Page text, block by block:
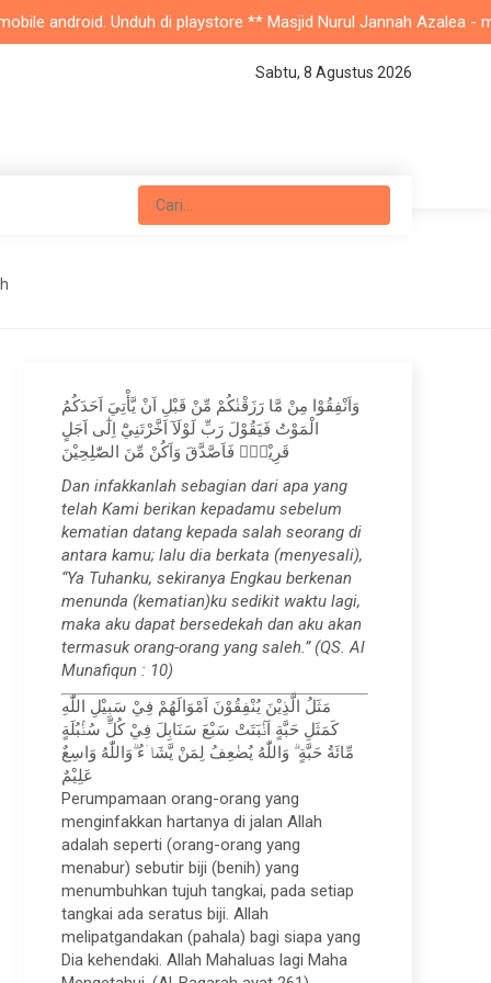
Unduh di playstore ** Masjid Nurul Jannah Azalea - masjid
Sabtu, 8 Agustus 2026
وَاَنْفِقُوْا مِنْ مَّا رَزَقْنٰكُمْ مِّنْ قَبْلِ اَنْ يَّأْتِيَ اَحَدَكُمُ
الْمَوْتُ فَيَقُوْلَ رَبِّ لَوْلَآ اَخَّرْتَنِيْٓ اِلٰٓى اَجَلٍ
قَرِيْبٍۚ فَاَصَّدَّقَ وَاَكُنْ مِّنَ الصّٰلِحِيْنَ
Dan infakkanlah sebagian dari apa yang
telah Kami berikan kepadamu sebelum
kematian datang kepada salah seorang di
antara kamu; lalu dia berkata (menyesali),
“Ya Tuhanku, sekiranya Engkau berkenan
menunda (kematian)ku sedikit waktu lagi,
maka aku dapat bersedekah dan aku akan
termasuk orang-orang yang saleh.” (QS. Al
Munafiqun : 10)
مَثَلُ الَّذِيْنَ يُنْفِقُوْنَ اَمْوَالَهُمْ فِيْ سَبِيْلِ اللّٰهِ
كَمَثَلِ حَبَّةٍ اَنْۢبَتَتْ سَبْعَ سَنَابِلَ فِيْ كُلِّ سُنْۢبُلَةٍ
مِّائَةُ حَبَّةٍ ۗ وَاللّٰهُ يُضٰعِفُ لِمَنْ يَّشَاۤءُ ۗوَاللّٰهُ وَاسِعٌ
عَلِيْمٌ
Perumpamaan orang-orang yang
menginfakkan hartanya di jalan Allah
adalah seperti (orang-orang yang
menabur) sebutir biji (benih) yang
menumbuhkan tujuh tangkai, pada setiap
tangkai ada seratus biji. Allah
melipatgandakan (pahala) bagi siapa yang
Dia kehendaki. Allah Mahaluas lagi Maha